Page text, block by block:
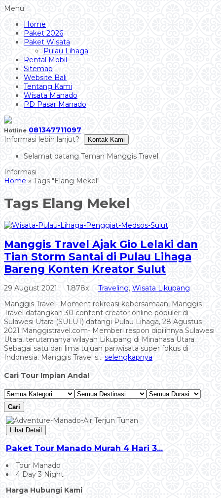
Menu
Home
Paket 2026
Paket Wisata
Pulau Lihaga
Rental Mobil
Sitemap
Website Bali
Tentang Kami
Wisata Manado
PD Pasar Manado
Hotline 081347711097
Informasi lebih lanjut?
Kontak Kami
Selamat datang Teman Manggis Travel
Home » Tags "Elang Mekel"
Tags Elang Mekel
Manggis Travel Ajak Gio Lelaki dan
Tian Storm Santai di Pulau Lihaga
Bareng Konten Kreator Sulut
29 August 2021 1.878x Traveling, Wisata Likupang
Manggis Travel- Moment rekreasi kebersamaan, Manggis
Travel datangkan 30 content creator online populer di
Sulawesi Utara (SULUT) datangi Pulau Lihaga, 28 Agustus
2021 Manggistravel.com- Memberi respon dipilihnya Sulawesi
Utara, terutamanya wilayah Likupang di Minahasa Utara.
Sebagai satu dari lima tujuan pariwisata super fokus di
Indonesia. Manggis Travel s... selengkapnya
Cari Tour Impian Anda!
Cari
Lihat Detail
Paket Tour Manado Murah 4 Hari 3...
Tour Manado
4 Day 3 Night
Harga Hubungi Kami